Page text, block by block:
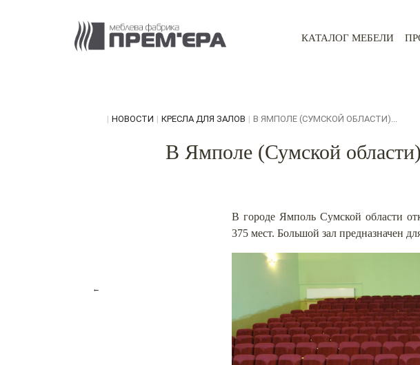
КАТАЛОГ МЕБЕЛИ
| НОВОСТИ | КРЕСЛА ДЛЯ ЗАЛОВ | В ЯМПОЛЕ (СУМСКОЙ ОБЛАСТИ)...
В Ямполе (Сумской
В городе Ямполь Сумской области
375 мест. Большой зал предназначен
←